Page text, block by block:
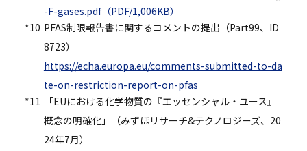
-F-gases.pdf（PDF/1,006KB）
*10 PFAS制限報告書に関するコメントの提出（Part99、ID
8723）
https://echa.europa.eu/comments-submitted-to-da
te-on-restriction-report-on-pfas
*11
「EUにおける化学物質の『エッセンシャル・ユース』
概念の明確化」（みずほリサーチ&テクノロジーズ、20
24年7月）